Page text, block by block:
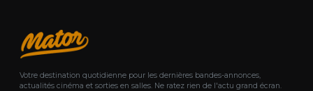
Votre destination quotidienne pour les dernières bandes-annonces,
actualités cinéma et sorties en salles. Ne ratez rien de l'actu grand écran.